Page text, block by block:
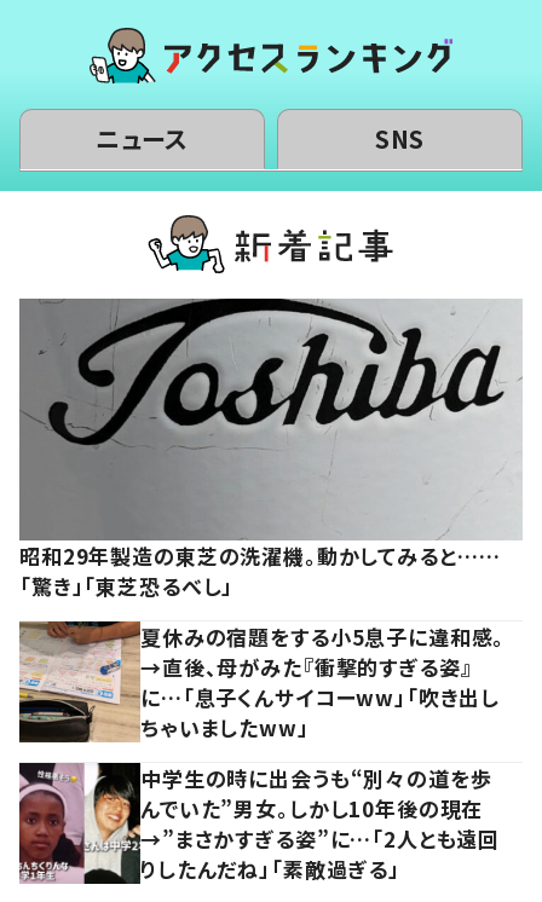
ニュース SNS
昭和29年製造の東芝の洗濯機。動かしてみると……
「驚き」「東芝恐るべし」
夏休みの宿題をする小5息子に違和感。
→直後、母がみた『衝撃的すぎる姿』
に…「息子くんサイコーww」「吹き出し
ちゃいましたww」
中学生の時に出会うも“別々の道を歩
んでいた”男女。しかし10年後の現在
→”まさかすぎる姿”に…「2人とも遠回
りしたんだね」「素敵過ぎる」